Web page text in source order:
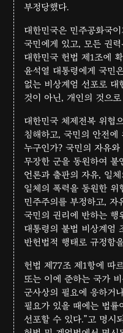
부정당했다.
대한민국은 민주공화국
국민에게 있고, 모든 권
대한민국 헌법 제1조에
윤석열 대통령에게 국민
없는 비상계엄 선포로 대
것이 아닌, 개인의 것으
대한민국 체제전복 위협
침해하고, 국민의 안전에
누구인가? 국민의 자유
무장한 군을 동원하여 불
언론과 출판의 자유, 일
일체의 폭력을 동원한 위
민주주의를 부정하고,
국민의 권리에 반하는 행
대통령의 불법 비상계엄
반헌법적 행태로 규정함
헌법 제77조 제1항에 따
또는 이에 준하는 국가
군사상의 필요에 응하거
필요가 있을 때에는 법
선포할 수 있다.”고 명시